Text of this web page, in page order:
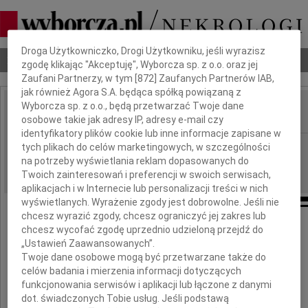
Nekrologi Odeszli Poradnik pogrzebowy
IMIĘ I NAZWISKO:
REGION: Kielce
DATA EMISJI: 07.01.2016
Wyrazy głębokiego współczucia
Panu
Krzysztofowi Głowaczowi
Dbamy o Twoją prywatność
Droga Użytkowniczko, Drogi Użytkowniku, jeśli wyrazisz
zgodę klikając "Akceptuję", Wyborcza sp. z o.o. oraz jej
Zaufani Partnerzy, w tym [872 ] Zaufanych Partnerów IAB,
jak również Agora S.A. będąca spółką powiązaną z
Wyborcza sp. z o.o., będą przetwarzać Twoje dane
osobowe takie jak adresy IP, adresy e-mail czy
identyfikatory plików cookie lub inne informacje zapisane w
tych plikach do celów marketingowych, w szczególności
na potrzeby wyświetlania reklam dopasowanych do
Twoich zainteresowań i preferencji w swoich serwisach,
aplikacjach i w Internecie lub personalizacji treści w nich
wyświetlanych. Wyrażenie zgody jest dobrowolne. Jeśli nie
chcesz wyrazić zgody, chcesz ograniczyć jej zakres lub
chcesz wycofać zgodę uprzednio udzieloną przejdź do
„Ustawień Zaawansowanych”.
Twoje dane osobowe mogą być przetwarzane także do
celów badania i mierzenia informacji dotyczących
funkcjonowania serwisów i aplikacji lub łączone z danymi
dot. świadczonych Tobie usług. Jeśli podstawą